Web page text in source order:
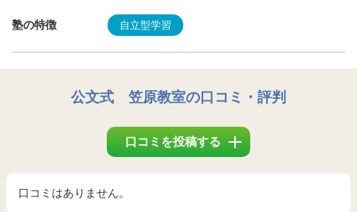
塾の特徴 自立型学習
公文式 笠原教室の口コミ・評判
口コミを投稿する
口コミはありません。